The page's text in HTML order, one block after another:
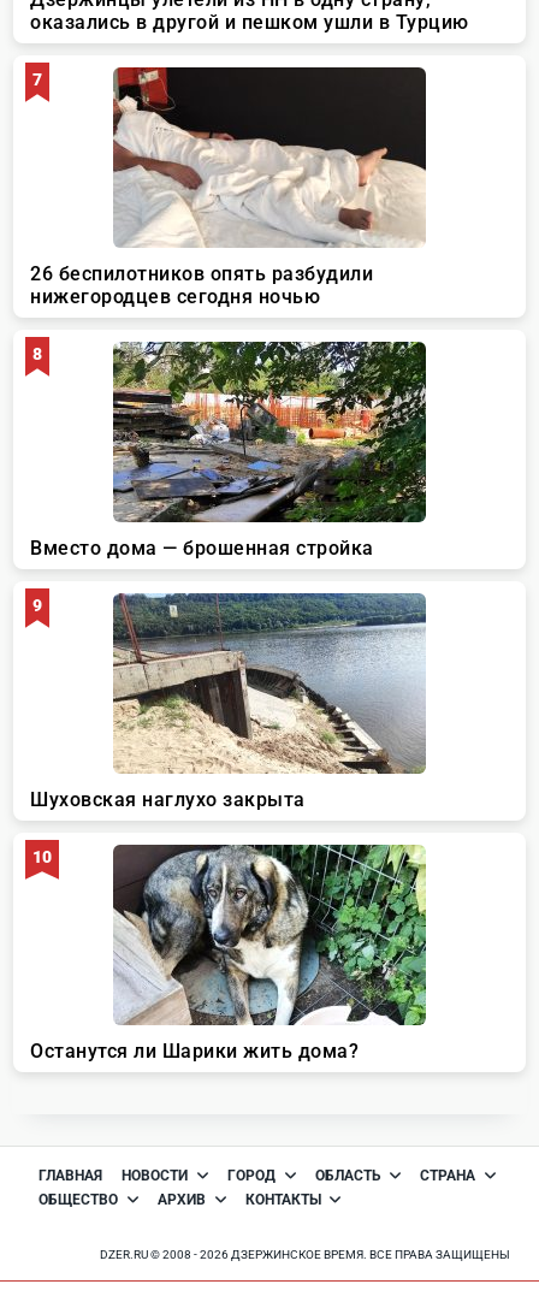
ГЛАВНАЯ НОВОСТИ ГОРОД ОБЛАСТЬ
СТРАНА
ОБЩЕСТВО
АРХИВ КОНТАКТЫ
DZER.RU © 2008 - 2026 ДЗЕРЖИНСКОЕ ВРЕМЯ. ВСЕ ПРАВА ЗАЩИЩЕНЫ